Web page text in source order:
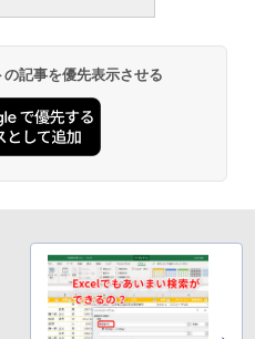
シグニチャーエディ
Kindle Paperwhite (16GB) 7イ
記事を優先表示させる